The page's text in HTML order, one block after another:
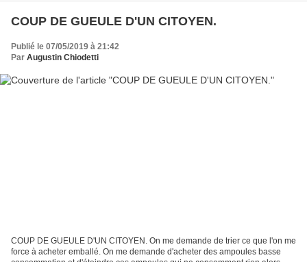
COUP DE GUEULE D'UN CITOYEN.
Publié le 07/05/2019 à 21:42
Par Augustin Chiodetti
COUP DE GUEULE D'UN CITOYEN. On me demande de trier ce que l'on me
force à acheter emballé. On me demande d'acheter des ampoules basse